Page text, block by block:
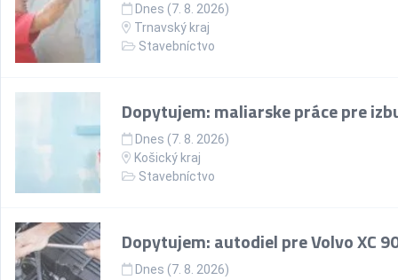
Dnes (7. 8. 2026)
Trnavský kraj
Stavebníctvo
Dopytujem: maliarske práce pre
Dnes (7. 8. 2026)
Košický kraj
Stavebníctvo
Dopytujem: autodiel pre Volvo XC
Dnes (7. 8. 2026)